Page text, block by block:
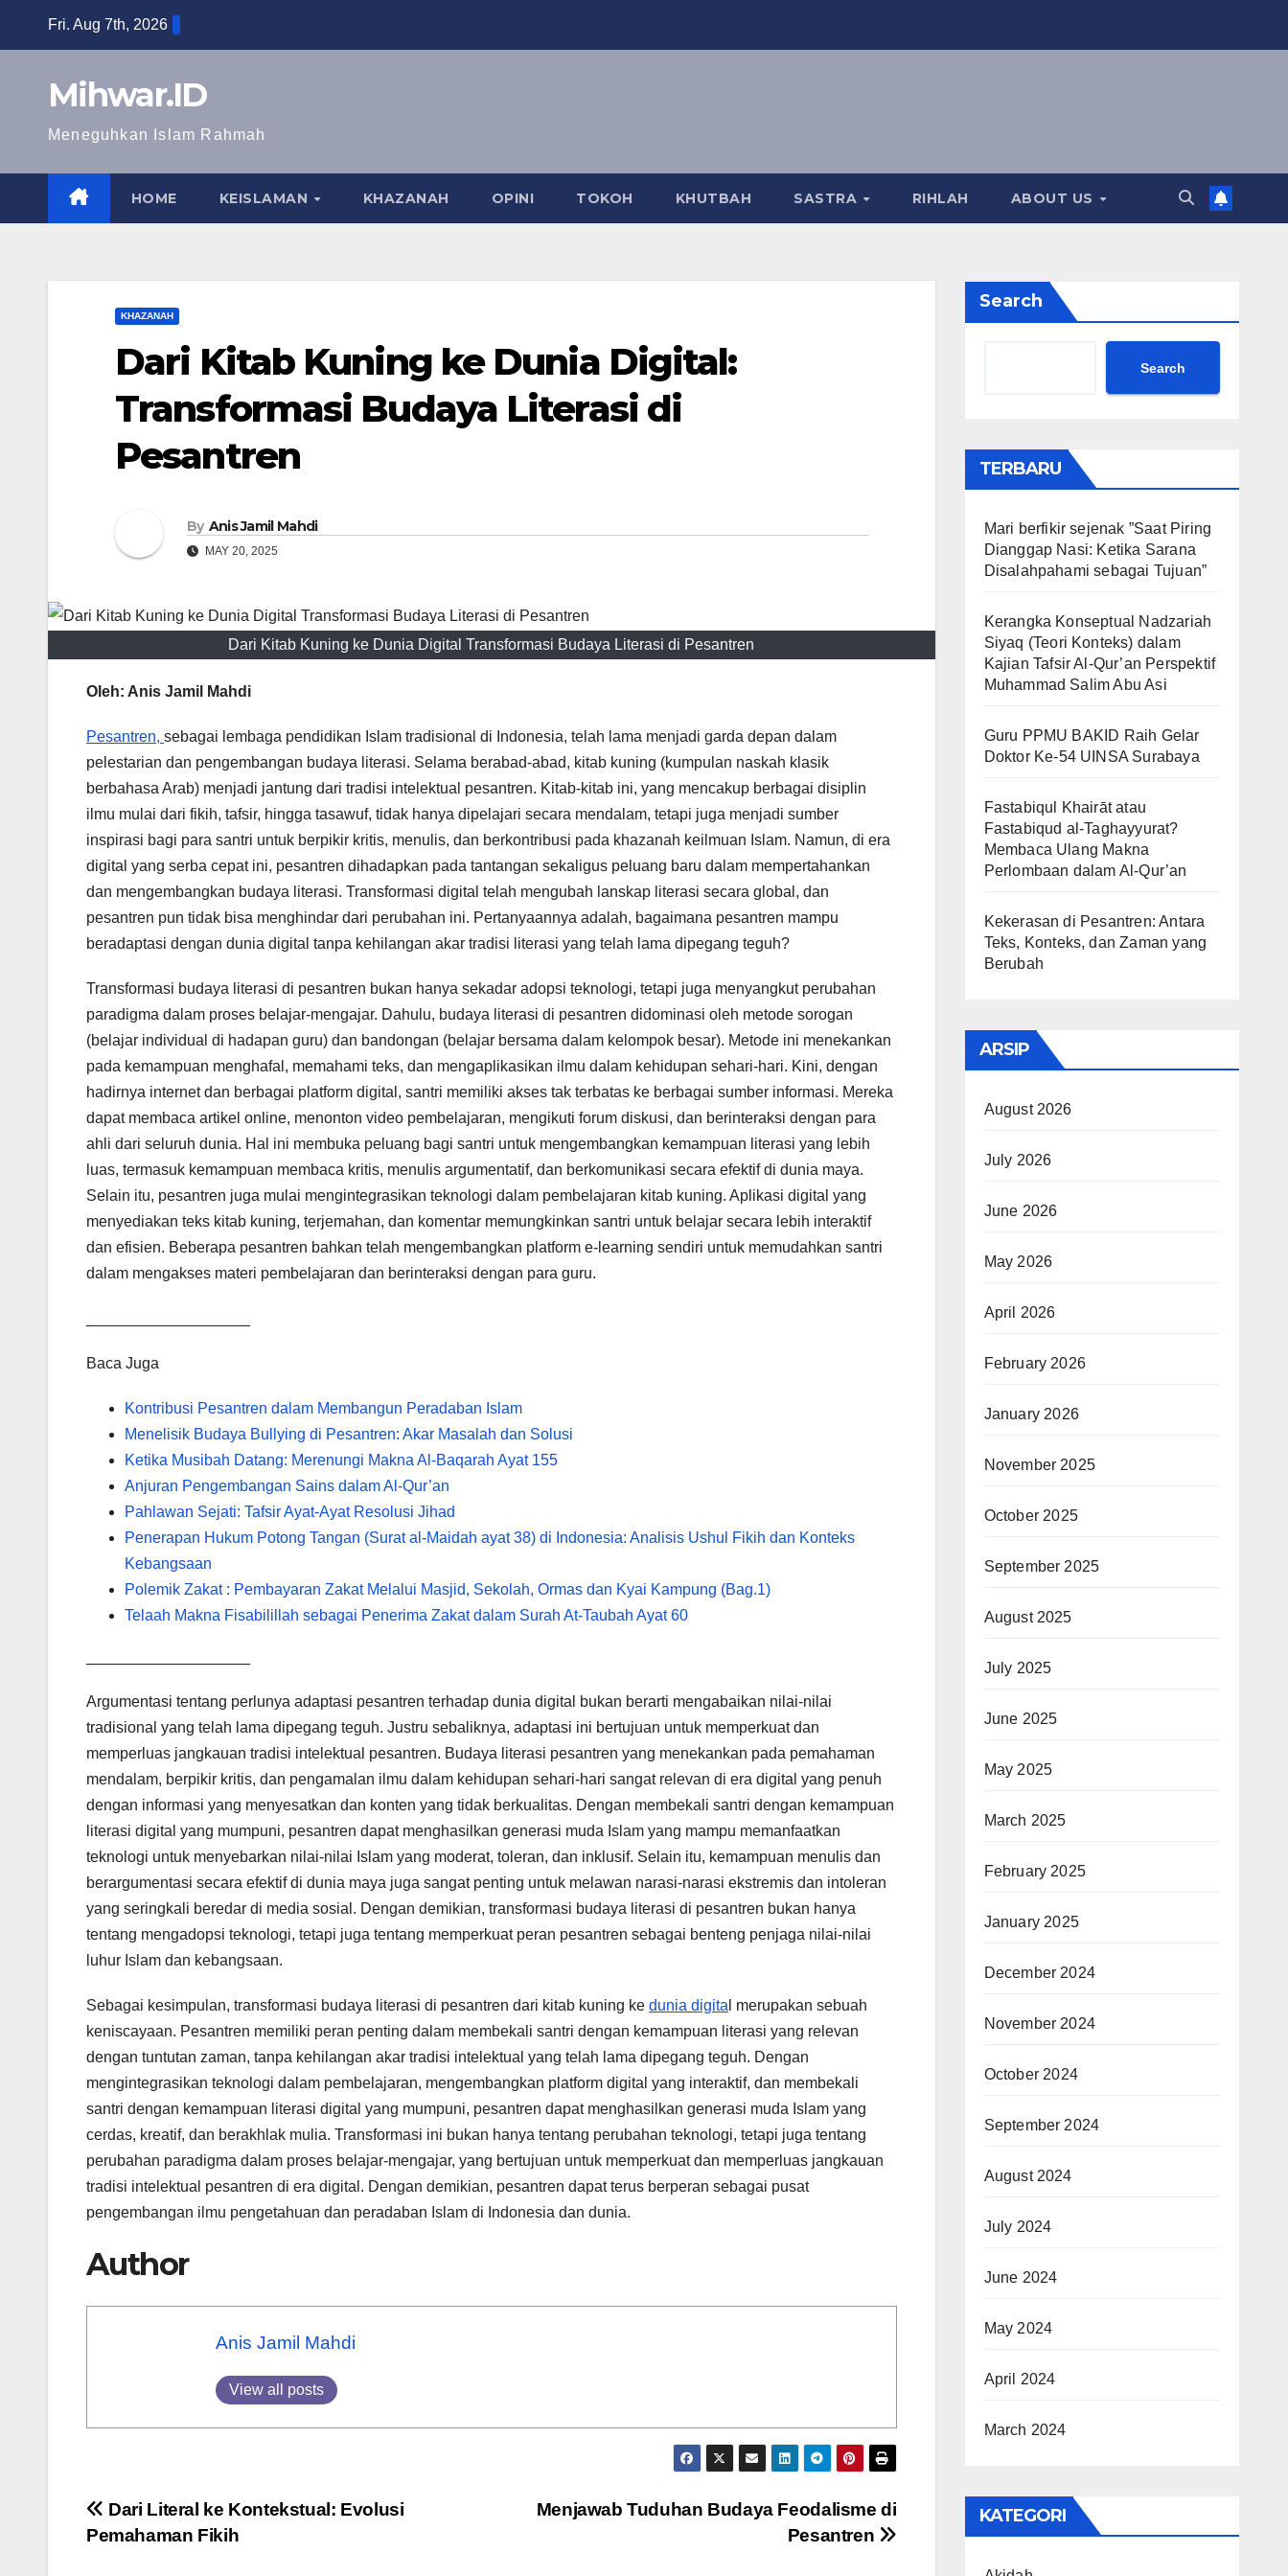
Fri. Aug 7th, 2026
Mihwar.ID
Meneguhkan Islam Rahmah
HOME KEISLAMAN KHAZANAH OPINI TOKOH KHUTBAH SASTRA RIHLAH ABOUT US
KHAZANAH
Dari Kitab Kuning ke Dunia Digital:
Transformasi Budaya Literasi di
Pesantren
By Anis Jamil Mahdi
MAY 20, 2025
Dari Kitab Kuning ke Dunia Digital Transformasi Budaya Literasi di Pesantren
Oleh: Anis Jamil Mahdi
Pesantren, sebagai lembaga pendidikan Islam tradisional di Indonesia, telah lama menjadi garda depan dalam
pelestarian dan pengembangan budaya literasi. Selama berabad-abad, kitab kuning (kumpulan naskah klasik
berbahasa Arab) menjadi jantung dari tradisi intelektual pesantren. Kitab-kitab ini, yang mencakup berbagai disiplin
ilmu mulai dari fikih, tafsir, hingga tasawuf, tidak hanya dipelajari secara mendalam, tetapi juga menjadi sumber
inspirasi bagi para santri untuk berpikir kritis, menulis, dan berkontribusi pada khazanah keilmuan Islam. Namun, di era
digital yang serba cepat ini, pesantren dihadapkan pada tantangan sekaligus peluang baru dalam mempertahankan
dan mengembangkan budaya literasi. Transformasi digital telah mengubah lanskap literasi secara global, dan
pesantren pun tidak bisa menghindar dari perubahan ini. Pertanyaannya adalah, bagaimana pesantren mampu
beradaptasi dengan dunia digital tanpa kehilangan akar tradisi literasi yang telah lama dipegang teguh?
Transformasi budaya literasi di pesantren bukan hanya sekadar adopsi teknologi, tetapi juga menyangkut perubahan
paradigma dalam proses belajar-mengajar. Dahulu, budaya literasi di pesantren didominasi oleh metode sorogan
(belajar individual di hadapan guru) dan bandongan (belajar bersama dalam kelompok besar). Metode ini menekankan
pada kemampuan menghafal, memahami teks, dan mengaplikasikan ilmu dalam kehidupan sehari-hari. Kini, dengan
hadirnya internet dan berbagai platform digital, santri memiliki akses tak terbatas ke berbagai sumber informasi. Mereka
dapat membaca artikel online, menonton video pembelajaran, mengikuti forum diskusi, dan berinteraksi dengan para
ahli dari seluruh dunia. Hal ini membuka peluang bagi santri untuk mengembangkan kemampuan literasi yang lebih
luas, termasuk kemampuan membaca kritis, menulis argumentatif, dan berkomunikasi secara efektif di dunia maya.
Selain itu, pesantren juga mulai mengintegrasikan teknologi dalam pembelajaran kitab kuning. Aplikasi digital yang
menyediakan teks kitab kuning, terjemahan, dan komentar memungkinkan santri untuk belajar secara lebih interaktif
dan efisien. Beberapa pesantren bahkan telah mengembangkan platform e-learning sendiri untuk memudahkan santri
dalam mengakses materi pembelajaran dan berinteraksi dengan para guru.
Baca Juga
Kontribusi Pesantren dalam Membangun Peradaban Islam
Menelisik Budaya Bullying di Pesantren: Akar Masalah dan Solusi
Ketika Musibah Datang: Merenungi Makna Al-Baqarah Ayat 155
Anjuran Pengembangan Sains dalam Al-Qur’an
Pahlawan Sejati: Tafsir Ayat-Ayat Resolusi Jihad
Penerapan Hukum Potong Tangan (Surat al-Maidah ayat 38) di Indonesia: Analisis Ushul Fikih dan Konteks
Kebangsaan
Polemik Zakat : Pembayaran Zakat Melalui Masjid, Sekolah, Ormas dan Kyai Kampung (Bag.1)
Telaah Makna Fisabilillah sebagai Penerima Zakat dalam Surah At-Taubah Ayat 60
Argumentasi tentang perlunya adaptasi pesantren terhadap dunia digital bukan berarti mengabaikan nilai-nilai
tradisional yang telah lama dipegang teguh. Justru sebaliknya, adaptasi ini bertujuan untuk memperkuat dan
memperluas jangkauan tradisi intelektual pesantren. Budaya literasi pesantren yang menekankan pada pemahaman
mendalam, berpikir kritis, dan pengamalan ilmu dalam kehidupan sehari-hari sangat relevan di era digital yang penuh
dengan informasi yang menyesatkan dan konten yang tidak berkualitas. Dengan membekali santri dengan kemampuan
literasi digital yang mumpuni, pesantren dapat menghasilkan generasi muda Islam yang mampu memanfaatkan
teknologi untuk menyebarkan nilai-nilai Islam yang moderat, toleran, dan inklusif. Selain itu, kemampuan menulis dan
berargumentasi secara efektif di dunia maya juga sangat penting untuk melawan narasi-narasi ekstremis dan intoleran
yang seringkali beredar di media sosial. Dengan demikian, transformasi budaya literasi di pesantren bukan hanya
tentang mengadopsi teknologi, tetapi juga tentang memperkuat peran pesantren sebagai benteng penjaga nilai-nilai
luhur Islam dan kebangsaan.
Sebagai kesimpulan, transformasi budaya literasi di pesantren dari kitab kuning ke dunia digita l merupakan sebuah
keniscayaan. Pesantren memiliki peran penting dalam membekali santri dengan kemampuan literasi yang relevan
dengan tuntutan zaman, tanpa kehilangan akar tradisi intelektual yang telah lama dipegang teguh. Dengan
mengintegrasikan teknologi dalam pembelajaran, mengembangkan platform digital yang interaktif, dan membekali
santri dengan kemampuan literasi digital yang mumpuni, pesantren dapat menghasilkan generasi muda Islam yang
cerdas, kreatif, dan berakhlak mulia. Transformasi ini bukan hanya tentang perubahan teknologi, tetapi juga tentang
perubahan paradigma dalam proses belajar-mengajar, yang bertujuan untuk memperkuat dan memperluas jangkauan
tradisi intelektual pesantren di era digital. Dengan demikian, pesantren dapat terus berperan sebagai pusat
pengembangan ilmu pengetahuan dan peradaban Islam di Indonesia dan dunia.
Author
Anis Jamil Mahdi
View all posts
Post
Menjawab Tuduhan Budaya Feodalisme di
Pesantren
Dari Literal ke Kontekstual: Evolusi
Pemahaman Fikih
Search
Search
TERBARU
Mari berfikir sejenak ”Saat Piring
Dianggap Nasi: Ketika Sarana
Disalahpahami sebagai Tujuan”
Kerangka Konseptual Nadzariah
Siyaq (Teori Konteks) dalam
Kajian Tafsir Al-Qur’an Perspektif
Muhammad Salim Abu Asi
Guru PPMU BAKID Raih Gelar
Doktor Ke-54 UINSA Surabaya
Fastabiqul Khairāt atau
Fastabiqud al-Taghayyurat?
Membaca Ulang Makna
Perlombaan dalam Al-Qur’an
Kekerasan di Pesantren: Antara
Teks, Konteks, dan Zaman yang
Berubah
ARSIP
August 2026
July 2026
June 2026
May 2026
April 2026
February 2026
January 2026
November 2025
October 2025
September 2025
August 2025
July 2025
June 2025
May 2025
March 2025
February 2025
January 2025
December 2024
November 2024
October 2024
September 2024
August 2024
July 2024
June 2024
May 2024
April 2024
March 2024
KATEGORI